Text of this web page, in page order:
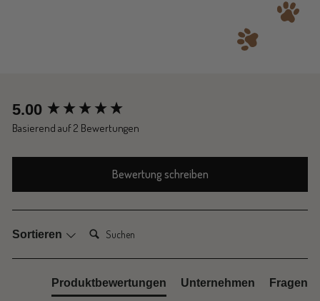
5.00
Basierend auf 2 Bewertungen
Bewertung schreiben
Sortieren Suchen:
Produktbewertungen Unternehmen Fragen
New content loaded